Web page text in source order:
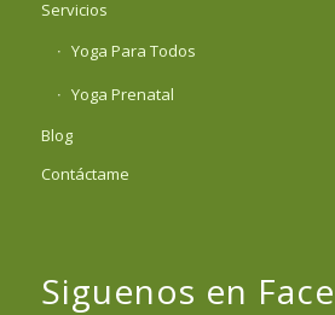
Servicios
Yoga Para Todos
Yoga Prenatal
Blog
Contáctame
Siguenos en